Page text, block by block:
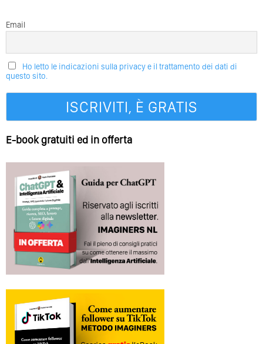
Email
Ho letto le indicazioni sulla privacy e il trattamento dei dati di
questo sito.
E-book gratuiti ed in offerta